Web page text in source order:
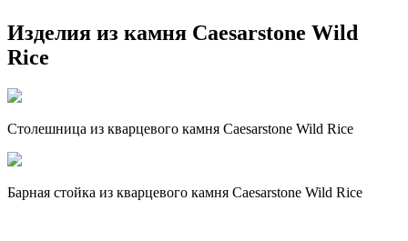
Изделия из камня Caesarstone Wild
Rice
Столешница из кварцевого камня Caesarstone Wild Rice
Барная стойка из кварцевого камня Caesarstone Wild Rice